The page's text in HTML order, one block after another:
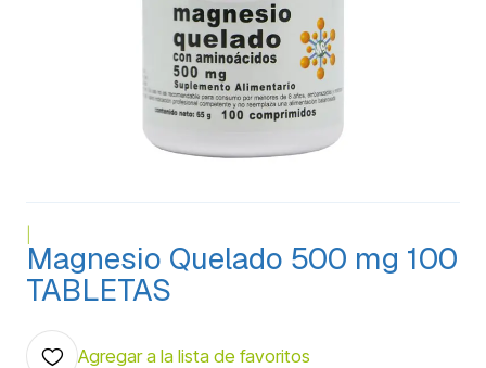
Magnesio Quelado 500 mg 100
TABLETAS
Agregar a la lista de favoritos